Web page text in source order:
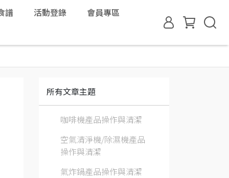
譜 活動登錄
會員專區
所有文章主題
咖啡機產品操作與清潔
空氣清淨機/除濕機產品
操作與清潔
氣炸鍋產品操作與清潔